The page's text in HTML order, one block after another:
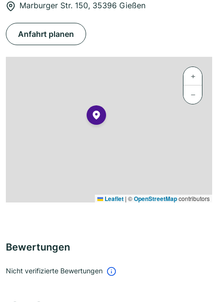
Marburger Str. 150, 35396 Gießen
Anfahrt planen
+
−
Leaflet | ©OpenStreetMapcontributors
Bewertungen
Nicht verifizierte Bewertungen